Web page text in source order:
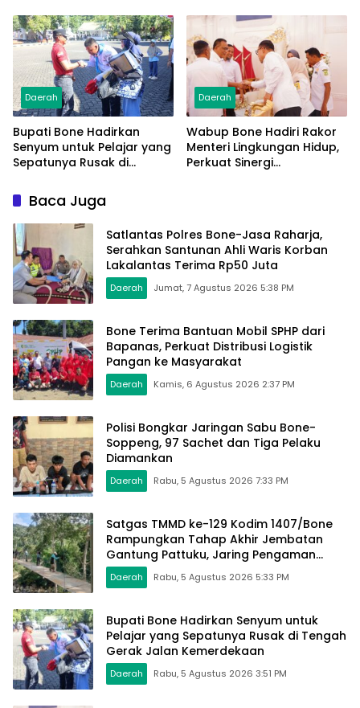
Pattuku, Jaring Pengaman
Mulai Terpasang
Daerah
Bupati Bone Hadirkan
Senyum untuk Pelajar yang
Sepatunya Rusak di
Kemerdekaan
Daerah
Wabup Bone Hadiri Rakor
Menteri Lingkungan Hidup,
Perkuat Sinergi
Baca Juga
Satlantas Polres Bone-Jasa Raharja,
Serahkan Santunan Ahli Waris Korban
Lakalantas Terima Rp50 Juta
Daerah Jumat, 7 Agustus 2026 5:38 PM
Bone Terima Bantuan Mobil SPHP dari
Bapanas, Perkuat Distribusi Logistik
Pangan ke Masyarakat
Daerah Kamis, 6 Agustus 2026 2:37 PM
Polisi Bongkar Jaringan Sabu Bone-
Soppeng, 97 Sachet dan Tiga Pelaku
Diamankan
Daerah Rabu, 5 Agustus 2026 7:33 PM
Satgas TMMD ke-129 Kodim 1407/Bone
Rampungkan Tahap Akhir Jembatan
Gantung Pattuku, Jaring Pengaman
Mulai Terpasang
Daerah Rabu, 5 Agustus 2026 5:33 PM
Bupati Bone Hadirkan Senyum untuk
Pelajar yang Sepatunya Rusak di Tengah
Gerak Jalan Kemerdekaan
Daerah Rabu, 5 Agustus 2026 3:51 PM